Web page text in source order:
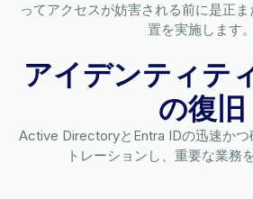
ってアクセスが妨害される前に是正
置を実施します。
アイデンティテ
の復旧
Active DirectoryとEntra IDの迅速かつ
トレーションし、重要な業務